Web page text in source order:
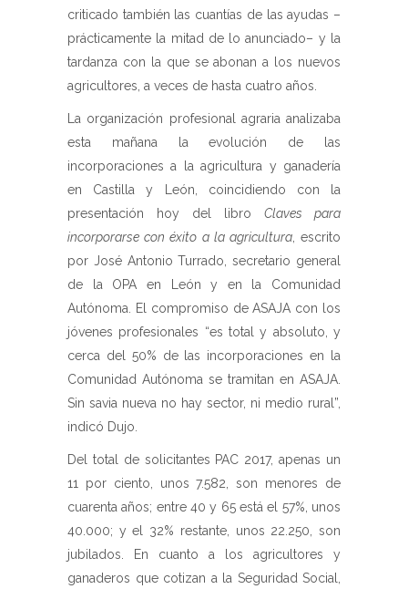
criticado también las cuantías de las ayudas –
prácticamente la mitad de lo anunciado– y la
tardanza con la que se abonan a los nuevos
agricultores, a veces de hasta cuatro años.
La organización profesional agraria analizaba
esta mañana la evolución de las
incorporaciones a la agricultura y ganadería
en Castilla y León, coincidiendo con la
presentación hoy del libro Claves para
incorporarse con éxito a la agricultura, escrito
por José Antonio Turrado, secretario general
de la OPA en León y en la Comunidad
Autónoma. El compromiso de ASAJA con los
jóvenes profesionales “es total y absoluto, y
cerca del 50% de las incorporaciones en la
Comunidad Autónoma se tramitan en ASAJA.
Sin savia nueva no hay sector, ni medio rural”,
indicó Dujo.
Del total de solicitantes PAC 2017, apenas un
11 por ciento, unos 7.582, son menores de
cuarenta años; entre 40 y 65 está el 57%, unos
40.000; y el 32% restante, unos 22.250, son
jubilados. En cuanto a los agricultores y
ganaderos que cotizan a la Seguridad Social,